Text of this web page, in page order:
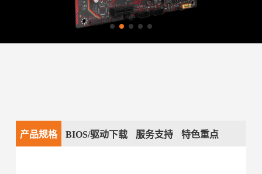
产品规格 BIOS/驱动下载 服务支持 特色重点